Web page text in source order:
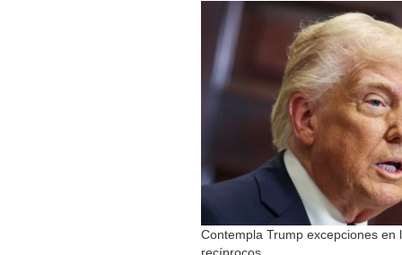
Contempla Trump excepciones en